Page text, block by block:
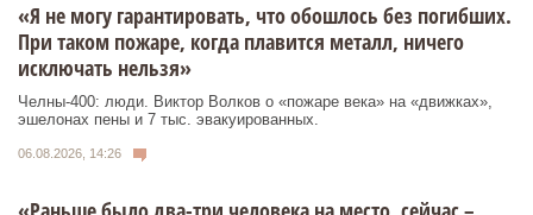
«Я не могу гарантировать, что обошлось без погибших.
При таком пожаре, когда плавится металл, ничего
исключать нельзя»
Челны-400: люди. Виктор Волков о «пожаре века» на «движках»,
эшелонах пены и 7 тыс. эвакуированных.
06.08.2026, 14:26